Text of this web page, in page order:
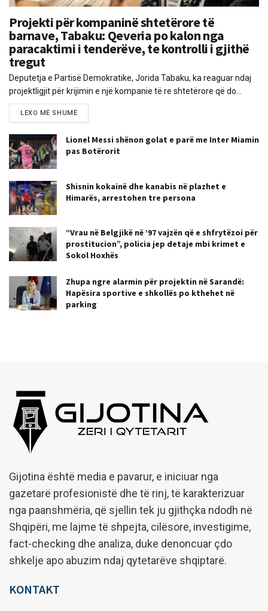
Projekti për kompaninë shtetërore të
barnave, Tabaku: Qeveria po kalon nga
paracaktimi i tenderëve, te kontrolli i gjithë
tregut
Deputetja e Partisë Demokratike, Jorida Tabaku, ka reaguar ndaj
projektligjit për krijimin e një kompanie të re shtetërore që do...
LEXO MË SHUMË
Lionel Messi shënon golat e parë me Inter Miamin
pas Botërorit
Shisnin kokainë dhe kanabis në plazhet e
Himarës, arrestohen tre persona
“Vrau në Belgjikë në ’97 vajzën që e shfrytëzoi për
prostitucion”, policia jep detaje mbi krimet e
Sokol Hoxhës
Zhupa ngre alarmin për projektin në Sarandë:
Hapësira sportive e shkollës po kthehet në
parking
Gijotina është media e pavarur, e iniciuar nga
gazetarë profesionistë dhe të rinj, të karakterizuar
nga paanshmëria, që sjellin tek ju gjithçka ndodh në
Shqipëri, me lajme të shpejta, cilësore, investigime,
fact-checking dhe analiza, duke denoncuar çdo
shkelje apo abuzim ndaj qytetarëve shqiptarë.
KONTAKT